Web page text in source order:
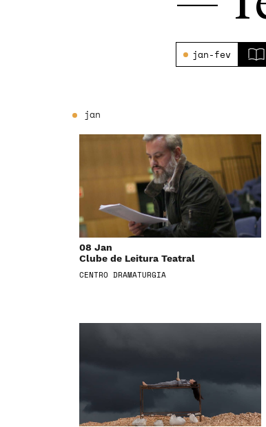
jan-fev
jan
08 Jan
Clube de Leitura Teatral
CENTRO DRAMATURGIA